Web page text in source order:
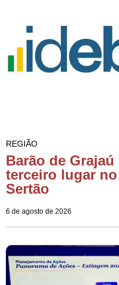
REGIÃO
Barão de
terceiro lugar
Sertão
6 de agosto de 2026